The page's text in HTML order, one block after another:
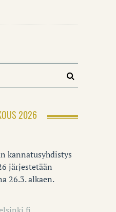
2026
kannatusyhdistys
järjestetään
26.3. alkaen.